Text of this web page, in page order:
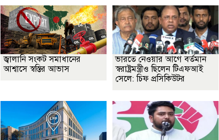
জ্বালানি সংকট সমাধানের
আশ্বাসে স্বস্তির আভাস
ভারতে নেওয়ার আগে বর্তমান
স্বরাষ্ট্রমন্ত্রীও ছিলেন টিএফআই
সেলে: চিফ প্রসিকিউটর